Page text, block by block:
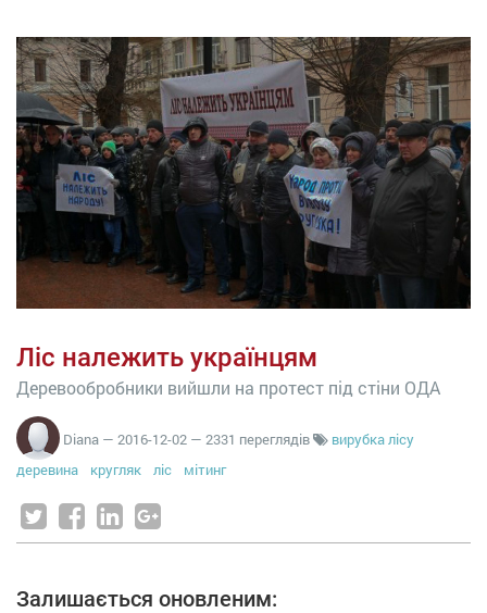
Ліс належить українцям
Деревообробники вийшли на протест під стіни ОДА
Diana — 2016-12-02 — 2331 переглядів
вирубка лісу
деревина
кругляк ліс мітинг
Залишається оновленим: